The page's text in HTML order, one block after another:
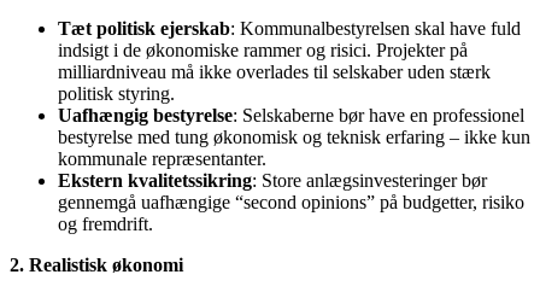
Tæt politisk ejerskab: Kommunalbestyrelsen skal have fuld
indsigt i de økonomiske rammer og risici. Projekter på
milliardniveau må ikke overlades til selskaber uden stærk
politisk styring.
Uafhængig bestyrelse: Selskaberne bør have en professionel
bestyrelse med tung økonomisk og teknisk erfaring – ikke kun
kommunale repræsentanter.
Ekstern kvalitetssikring: Store anlægsinvesteringer bør
gennemgå uafhængige “second opinions” på budgetter, risiko
og fremdrift.
2. Realistisk økonomi